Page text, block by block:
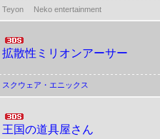
Teyon Neko entertainment
拡散性ミリオンアーサー
スクウェア・エニックス
王国の道具屋さん